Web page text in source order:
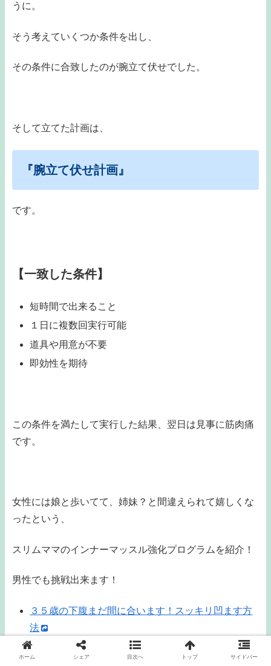
うに。
そう考えていくつか条件を出し、
その条件に合致したのが腕立て伏せでした。
そして立てた計画は、
『腕立て伏せ計画』
です。
【一致した条件】
短時間で出来ること
１日に複数回実行可能
道具や用意が不要
即効性を期待
この条件を満たして実行した結果、翌日は見事に筋肉痛
です。
女性には娘と歩いてて、姉妹？と間違えられて嬉しくな
ったという、
スリムママのインナーマッスル強化プログラムを紹介！
男性でも挑戦出来ます！
３５歳の下腹まだ間に合います！スッキリ凹ます方
法
ホーム シェア 目次へ トップ サイドバー